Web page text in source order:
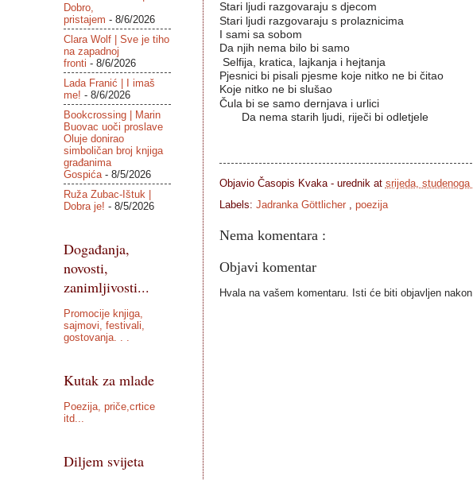
Stari ljudi razgovaraju s djecom
Stari ljudi razgovaraju s prolaznicima
I sami sa sobom
Da njih nema bilo bi samo
Selfija, kratica, lajkanja i hejtanja
Pjesnici bi pisali pjesme koje nitko ne bi čitao
Koje nitko ne bi slušao
Čula bi se samo dernjava i urlici
Da nema starih ljudi, riječi bi odletjele
Objavio Časopis Kvaka - urednik at srijeda, studenoga
Labels: Jadranka Göttlicher , poezija
Nema komentara :
Objavi komentar
Hvala na vašem komentaru. Isti će biti objavljen
Dobro,
pristajem - 8/6/2026
Clara Wolf | Sve je tiho
na zapadnoj
fronti - 8/6/2026
Lada Franić | I imaš
me! - 8/6/2026
Bookcrossing | Marin
Buovac uoči proslave
Oluje donirao
simboličan broj knjiga
građanima
Gospića- 8/5/2026
Ruža Zubac-Ištuk |
Dobra je! - 8/5/2026
Događanja,
novosti,
zanimljivosti...
Promocije knjiga,
sajmovi, festivali,
gostovanja. . .
Kutak za mlade
Poezija, priče,crtice
itd...
Diljem svijeta